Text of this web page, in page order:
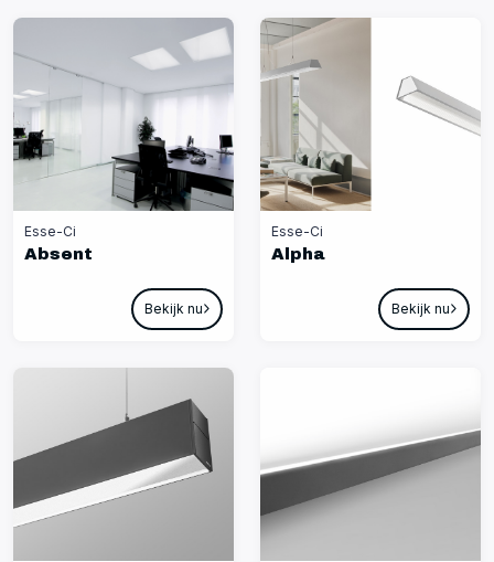
Esse-Ci
Absent
Bekijk nu
Esse-Ci
Alpha
Bekijk nu